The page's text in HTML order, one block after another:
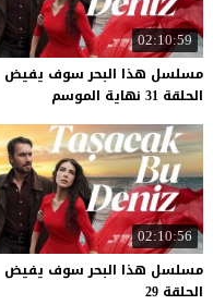
02:10:59
مسلسل هذا البحر سوف يفيض
الحلقة 31 نهاية الموسم
02:10:56
مسلسل هذا البحر سوف يفيض
الحلقة 29